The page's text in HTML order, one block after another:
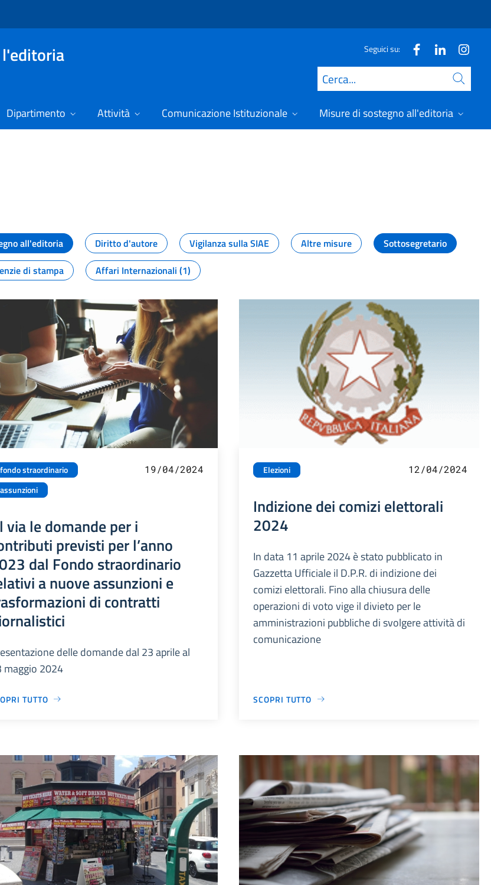
Seguici su:
Cerca
Dipartimento Attività Comunicazione Istituzionale Misure di sostegno all'editoria
all'editoria Diritto d'autore Vigilanza sulla SIAE Altre misure
Sottosegretario
di stampa Affari Internazionali (1)
fondo straordinario
assunzioni
19/04/2024
via le domande per i
previsti per l’anno
dal Fondo straordinario
a nuove assunzioni e
di contratti
delle domande dal 23 aprile al
maggio 2024
TUTTO
Elezioni 12/04/2024
Indizione dei comizi elettorali
2024
In data 11 aprile 2024 è stato pubblicato in
Gazzetta Ufficiale il D.P.R. di indizione dei
comizi elettorali. Fino alla chiusura delle
operazioni di voto vige il divieto per le
amministrazioni pubbliche di svolgere attività di
comunicazione
SCOPRI TUTTO